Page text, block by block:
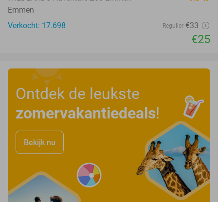
Emmen
Verkocht: 17.698
Regulier €33
€25
Ontdek de leukste
zomervakantiedeals!
Bekijk nu